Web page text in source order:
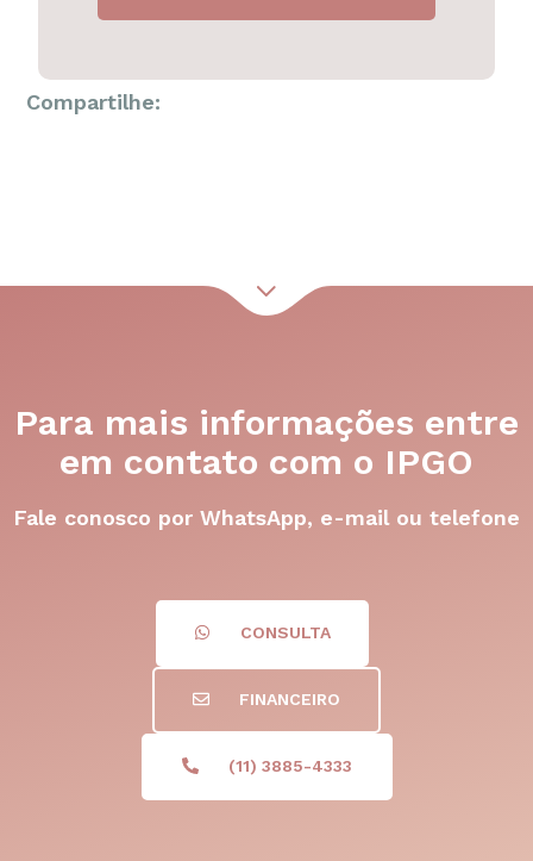
Compartilhe:
Para mais informações entre
em contato com o IPGO
Fale conosco por WhatsApp, e-mail ou telefone
CONSULTA
FINANCEIRO
(11) 3885-4333